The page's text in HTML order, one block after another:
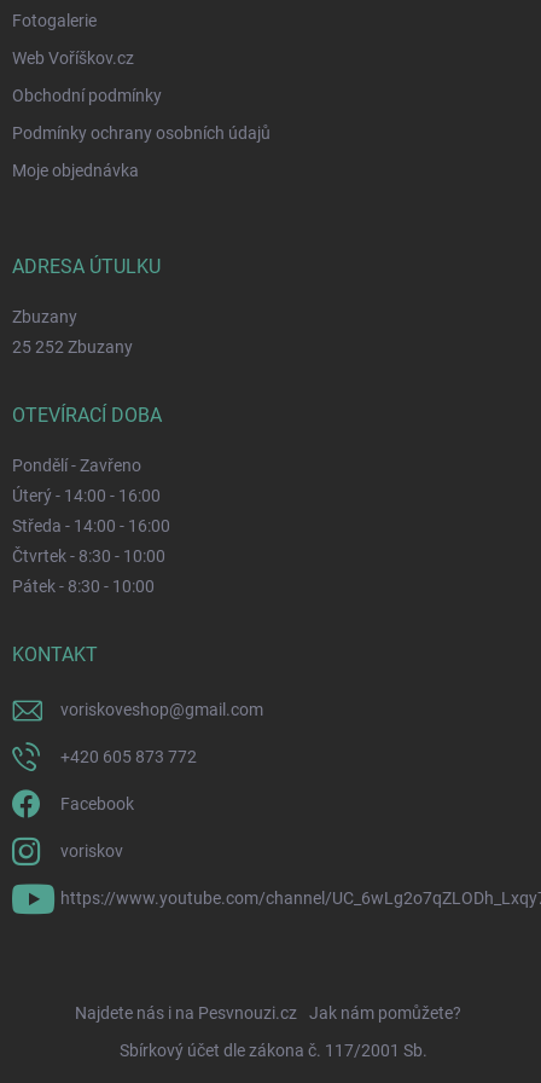
Fotogalerie
Web Voříškov.cz
Obchodní podmínky
Podmínky ochrany osobních údajů
Moje objednávka
ADRESA ÚTULKU
Zbuzany
25 252 Zbuzany
OTEVÍRACÍ DOBA
Pondělí - Zavřeno
Úterý - 14:00 - 16:00
Středa - 14:00 - 16:00
Čtvrtek - 8:30 - 10:00
Pátek - 8:30 - 10:00
KONTAKT
voriskoveshop@gmail.com
+420 605 873 772
Facebook
voriskov
https://www.youtube.com/channel/
Najdete nás i na Pesvnouzi.cz
Jak nám pomůžete?
Sbírkový účet dle zákona č. 117/2001 Sb.